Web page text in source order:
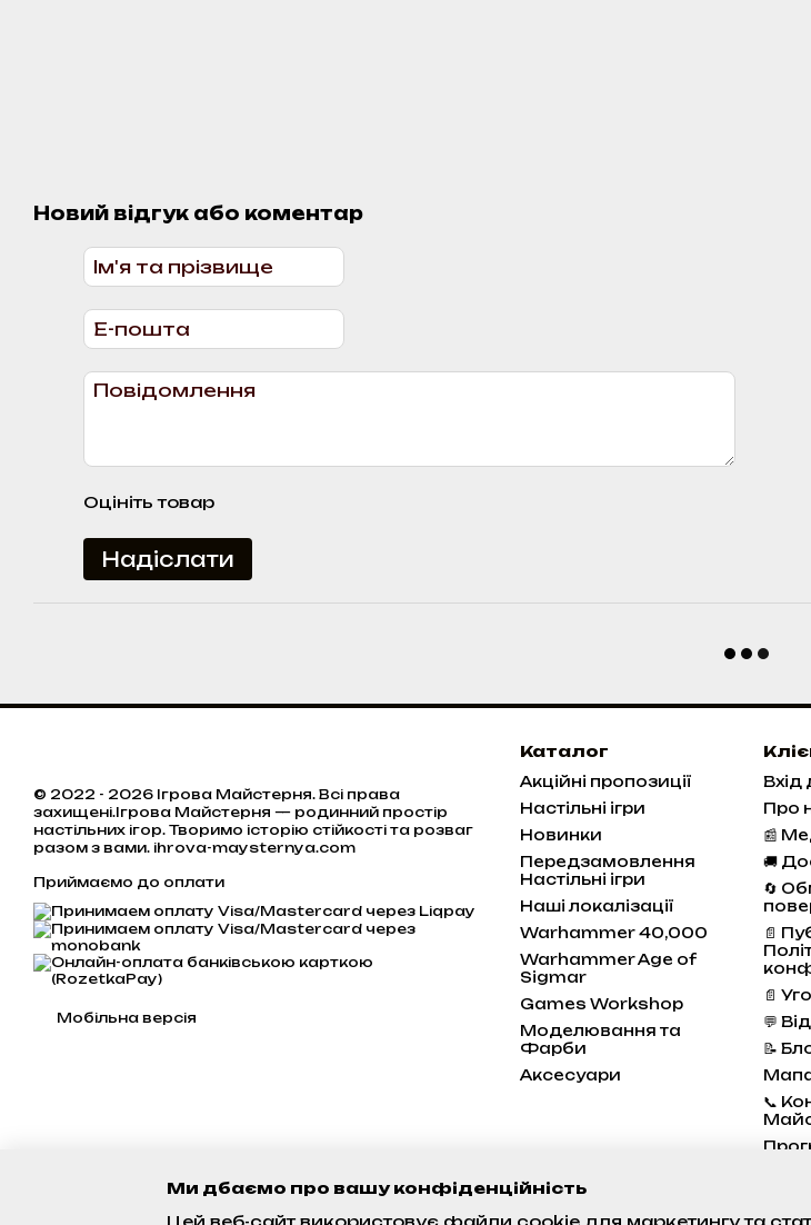
Новий відгук або коментар
Оцініть товар
Надіслати
© 2022 - 2026 Ігрова Майстерня. Всі права
захищені.Ігрова Майстерня — родинний простір
настільних ігор. Творимо історію стійкості та розваг
разом з вами. ihrova-maysternya.com
Приймаємо до оплати
Мобільна версія
Каталог
Акційні пропозиції
Настільні ігри
Новинки
Передзамовлення
Настільні ігри
Наші локалізації
Warhammer 40,000
Warhammer Age of
Sigmar
Games Workshop
Моделювання та
Фарби
Аксесуари
Вхід
Про
📰
🚚
🔄
📄
📄
💬
📝
📞
Ми в
Ми дбаємо про вашу конфіденційність
Цей веб-сайт використовує файли cookie для маркетингу та